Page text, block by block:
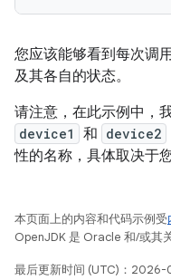
您应该能够看到每次调
及其各自的状态。
请注意，在此示例中，
device1 和 device2
性的名称，具体取决于
本页面上的内容和代码示例受
OpenJDK 是 Oracle 和/或其
最后更新时间 (UTC)：2026-